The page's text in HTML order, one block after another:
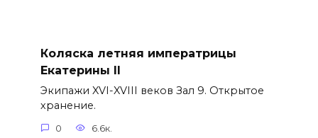
Коляска летняя императрицы
Екатерины II
Экипажи XVI-XVIII веков Зал 9. Открытое
хранение.
0 6.6к.